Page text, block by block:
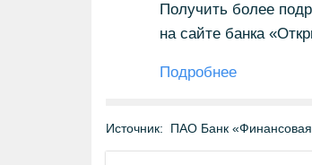
Получить более
на сайте банка
Подробнее
Источник: ПАО Банк